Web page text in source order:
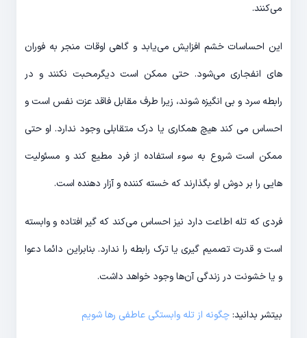
می‌کنند.
این احساسات خشم افزایش می‌یابد و گاهی اوقات منجر به فوران
های انفجاری می‌شود. حتی ممکن است دیگرمحبت نکنند و در
رابطه سرد و بی انگیزه شوند، زیرا طرف مقابل فاقد عزت نفس است و
احساس می کند هیچ همکاری یا درک متقابلی وجود ندارد. او حتی
ممکن است شروع به سوء استفاده از فرد مطیع کند و مسئولیت
هایی را بر دوش او بگذارند که خسته کننده و آزار دهنده است.
فردی که تله اطاعت دارد نیز احساس می‌کند که گیر افتاده و وابسته
است و قدرت تصمیم گیری یا ترک رابطه را ندارد. بنابراین دائما دعوا
و یا خشونت در زندگی آن‌ها وجود خواهد داشت.
بیتشر بدانید:چگونه از تله وابستگی عاطفی رها شویم